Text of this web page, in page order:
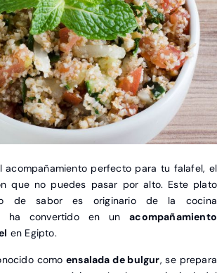
Checa
acompañamiento perfecto para tu falafel, el
que no puedes pasar por alto. Este plato
de sabor es originario de la cocina
ha convertido en unacompañamiento
en Egipto.
comoensalada de bulgur, se prepara